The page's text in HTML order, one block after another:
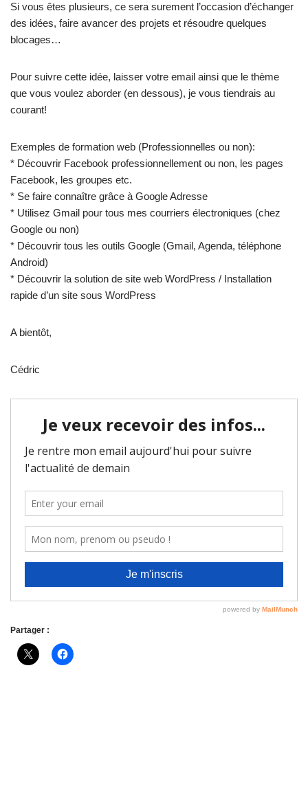
Si vous êtes plusieurs, ce sera surement l’occasion d’échanger
des idées, faire avancer des projets et résoudre quelques
blocages…
Pour suivre cette idée, laisser votre email ainsi que le thème
que vous voulez aborder (en dessous), je vous tiendrais au
courant!
Exemples de formation web (Professionnelles ou non):
* Découvrir Facebook professionnellement ou non, les pages
Facebook, les groupes etc.
* Se faire connaître grâce à Google Adresse
* Utilisez Gmail pour tous mes courriers électroniques (chez
Google ou non)
* Découvrir tous les outils Google (Gmail, Agenda, téléphone
Android)
* Découvrir la solution de site web WordPress / Installation
rapide d’un site sous WordPress
A bientôt,
Cédric
Partager :